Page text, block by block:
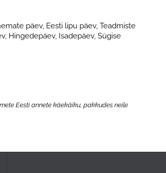
päev, Eesti lipu päev, Teadmiste
Hingedepäev, Isadepäev, Sügise
Eesti annete käekäiku, pakkudes neile